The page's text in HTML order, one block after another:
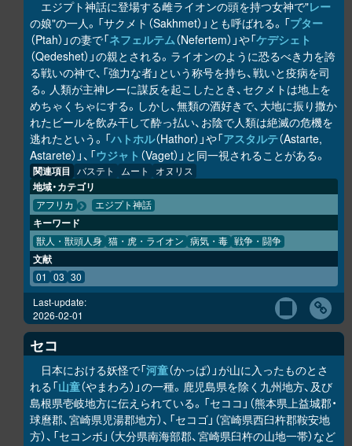
エジプト神話に登場する雌ライオンの頭を持つ女神で"レー
の娘"の一人。「サクメト（Sakhmet）」とも呼ばれる。「プター
（Ptah）」の妻で「ネフェルテム（Nefertem）」や「ケデシェト
（Qedeshet）」の親とされる。ライオンのように恐るべき力を誇
る戦いの神で、「強力な者」という称号を持ち、戦いと疫病を司
る。人類が主神レーに謀反を起こしたとき、セクメトは地上を
めちゃくちゃにする。しかし、無類の酒好きで、大地に振り撒か
れたビールを飲み干して酔っ払い、お陰で人類は絶滅の危機を
逃れたという。「ハトホル（Hathor）」や「アスタルテ（Astarte,
Astarete）」、「ウジャト （Vaget）」と同一視されることがある。
関連項目 バステト ムート オヌリス
地域・カテゴリ
アフリカ エジプト神話
キーワード
獣人・獣頭人身 猫・虎・ライオン 病気・毒 戦争・闘争
文献
01 03 30
Last-update:
2026-02-01
セコ
日本における妖怪で「河童（かっぱ）」が山に入ったものとさ
れる「山童（やまわろ）」の一種。鹿児島県を除く九州地方、及び
島根県壱岐地方に伝えられている。「セココ」（熊本県上益城郡・
球麿郡、宮崎県児湯郡地方）、「セコゴ」（宮崎県西臼杵郡鞍安地
方）、「セコンボ」（大分県南海部郡、宮崎県臼杵の山地一帯）など